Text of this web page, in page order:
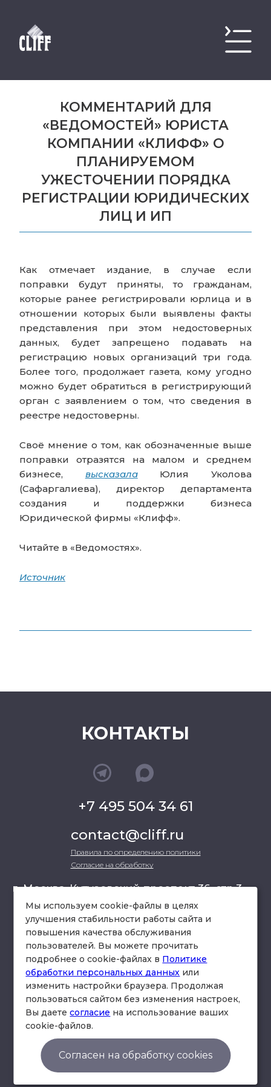
КОММЕНТАРИЙ ДЛЯ
«ВЕДОМОСТЕЙ» ЮРИСТА
КОМПАНИИ «КЛИФФ» О
ПЛАНИРУЕМОМ
УЖЕСТОЧЕНИИ ПОРЯДКА
РЕГИСТРАЦИИ ЮРИДИЧЕСКИХ
ЛИЦ И ИП
Как отмечает издание, в случае если
поправки будут приняты, то гражданам,
которые ранее регистрировали юрлица и в
отношении которых были выявлены факты
представления при этом недостоверных
данных, будет запрещено подавать на
регистрацию новых организаций три года.
Более того, продолжает газета, кому угодно
можно будет обратиться в регистрирующий
орган с заявлением о том, что сведения в
реестре недостоверны.
Своё мнение о том, как обозначенные выше
поправки отразятся на малом и среднем
бизнесе, высказала
Юлия Уколова
(Сафаргалиева), директор департамента
создания и поддержки бизнеса
Юридической фирмы «Клифф».
Читайте в «Ведомостях».
Источник
КОНТАКТЫ
+7 495 504 34 61
contact@cliff.ru
Правила по определению политики
Согласие на обработку
г. Москва, Кутузовский проспект 36, стр.3 ,
офис 301
схема проезда
© Юридическая фирма «Клифф».
Согласие на обработку
Мы используем cookie-файлы в целях
улучшения стабильности работы сайта и
повышения качества обслуживания
пользователей. Вы можете прочитать
подробнее о cookie-файлах в Политике
обработки персональных данных или
изменить настройки браузера. Продолжая
пользоваться сайтом без изменения настроек,
Вы даетесогласие на использование ваших
cookie-файлов.
Согласен на обработку cookies